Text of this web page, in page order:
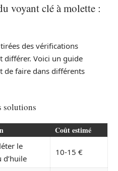
voyant clé à molette :
des vérifications
différer. Voici un guide
de faire dans différents
solutions
Coût estimé
le
d’huile
10-15 €